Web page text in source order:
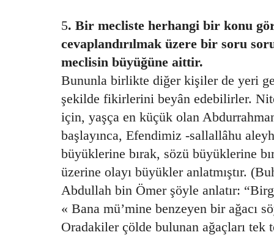
5. Bir mecliste herhangi bir konu
cevaplandırılmak üzere bir soru
meclisin büyüğüne aittir.
Bununla birlikte diğer kişiler de yeri
şekilde fikirlerini beyân edebilirler.
için, yaşça en küçük olan
başlayınca, Efendimiz -sallallâhu
büyüklerine bırak, sözü büyüklerine
üzerine olayı büyükler anlatmıştır.
Abdullah bin Ömer şöyle anlatır:
« Bana mü’mine benzeyen bir ağacı
Oradakiler çölde bulunan ağaçları tek